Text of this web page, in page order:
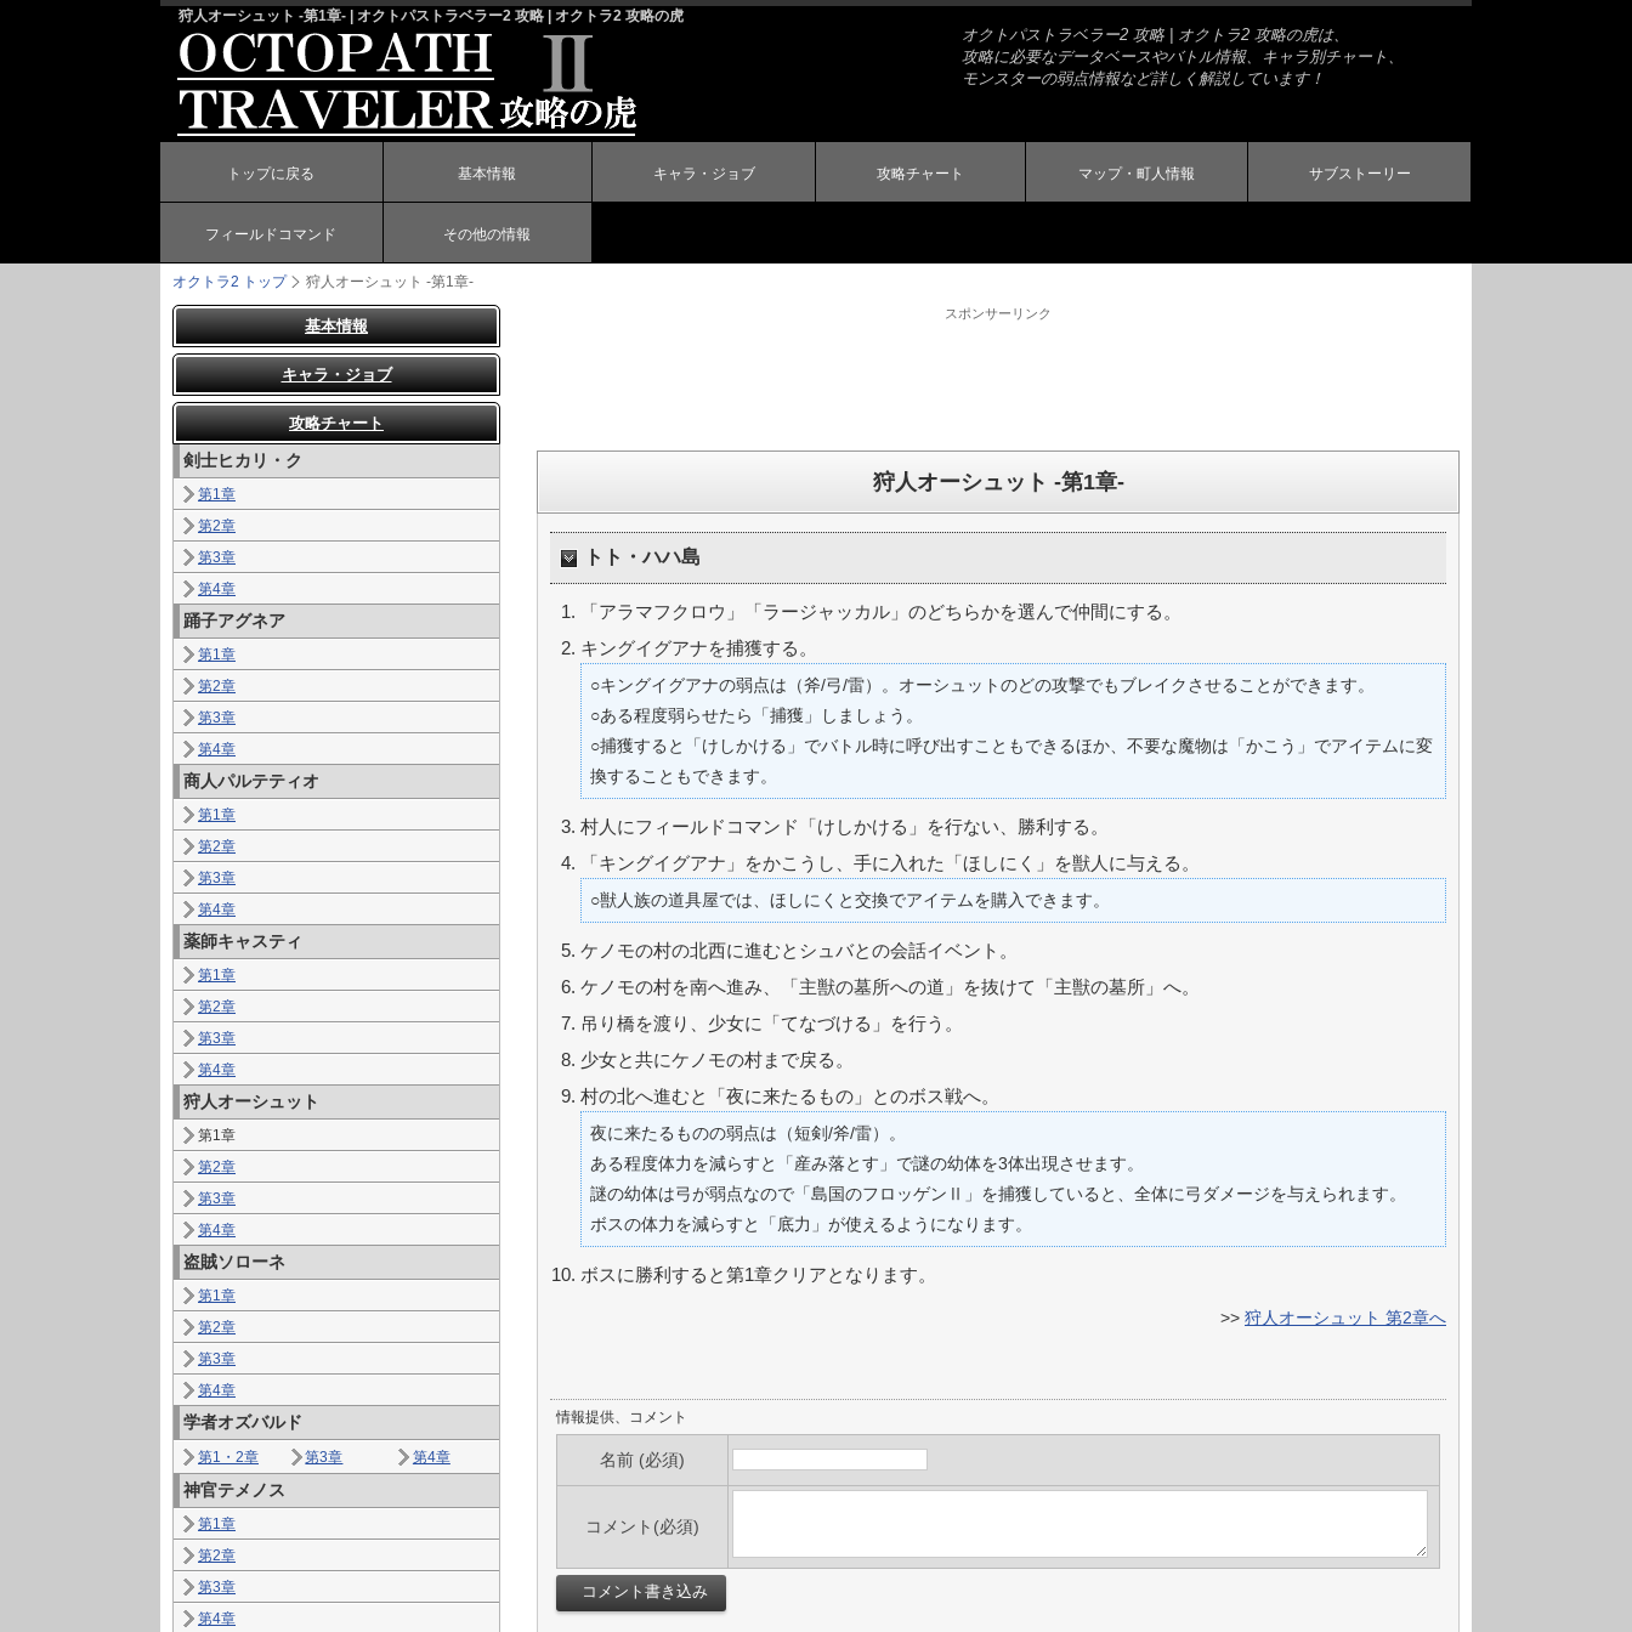
狩人オーシュット -第1章- | オクトパストラベラー2 攻略 | オクトラ2 攻略の虎
オクトパストラベラー2 攻略 | オクトラ2 攻略の虎は、
攻略に必要なデータベースやバトル情報、キャラ別チャート、
モンスターの弱点情報など詳しく解説しています！
トップに戻る 基本情報 キャラ・ジョブ 攻略チャート マップ・町人情報 サブストーリー
フィールドコマンド その他の情報
オクトラ2 トップ 狩人オーシュット -第1章-
スポンサーリンク
狩人オーシュット -第1章-
トト・ハハ島
「アラマフクロウ」「ラージャッカル」のどちらかを選んで仲間にする。
キングイグアナを捕獲する。
○キングイグアナの弱点は（斧/弓/雷）。オーシュットのどの攻撃でもブレイクさせることができます。
○ある程度弱らせたら「捕獲」しましょう。
○捕獲すると「けしかける」でバトル時に呼び出すこともできるほか、不要な魔物は「かこう」でアイテムに変
換することもできます。
村人にフィールドコマンド「けしかける」を行ない、勝利する。
「キングイグアナ」をかこうし、手に入れた「ほしにく」を獣人に与える。
○獣人族の道具屋では、ほしにくと交換でアイテムを購入できます。
ケノモの村の北西に進むとシュバとの会話イベント。
ケノモの村を南へ進み、「主獣の墓所への道」を抜けて「主獣の墓所」へ。
吊り橋を渡り、少女に「てなづける」を行う。
少女と共にケノモの村まで戻る。
村の北へ進むと「夜に来たるもの」とのボス戦へ。
夜に来たるものの弱点は（短剣/斧/雷）。
ある程度体力を減らすと「産み落とす」で謎の幼体を3体出現させます。
謎の幼体は弓が弱点なので「島国のフロッゲンⅡ」を捕獲していると、全体に弓ダメージを与えられます。
ボスの体力を減らすと「底力」が使えるようになります。
ボスに勝利すると第1章クリアとなります。
>> 狩人オーシュット 第2章へ
情報提供、コメント
名前 (必須)
コメント(必須)
基本情報
キャラ・ジョブ
攻略チャート
剣士ヒカリ・ク
第1章
第2章
第3章
第4章
踊子アグネア
第1章
第2章
第3章
第4章
商人パルテティオ
第1章
第2章
第3章
第4章
薬師キャスティ
第1章
第2章
第3章
第4章
狩人オーシュット
第1章
第2章
第3章
第4章
盗賊ソローネ
第1章
第2章
第3章
第4章
学者オズバルド
第1・2章 第3章 第4章
神官テメノス
第1章
第2章
第3章
第4章